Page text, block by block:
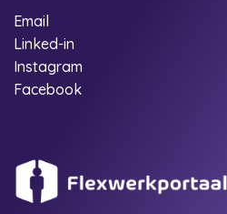
Email
Linked-in
Instagram
Facebook